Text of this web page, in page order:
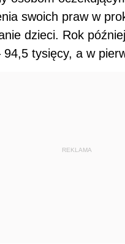
swoich praw w
dzieci. Rok
tysięcy, a w
REKLAMA